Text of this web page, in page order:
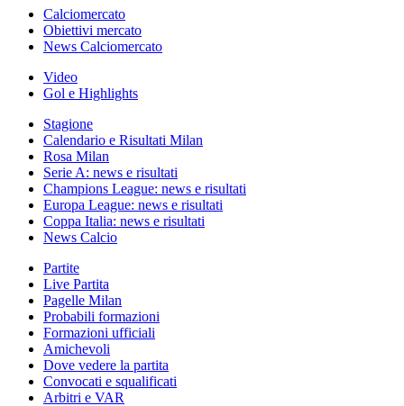
Calciomercato
Obiettivi mercato
News Calciomercato
Video
Gol e Highlights
Stagione
Calendario e Risultati Milan
Rosa Milan
Serie A: news e risultati
Champions League: news e risultati
Europa League: news e risultati
Coppa Italia: news e risultati
News Calcio
Partite
Live Partita
Pagelle Milan
Probabili formazioni
Formazioni ufficiali
Amichevoli
Dove vedere la partita
Convocati e squalificati
Arbitri e VAR